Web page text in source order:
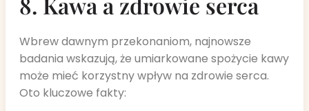
Wbrew dawnym przekonaniom, najnowsze
badania wskazują, że umiarkowane spożycie kawy
może mieć korzystny wpływ na zdrowie serca.
Oto kluczowe fakty: